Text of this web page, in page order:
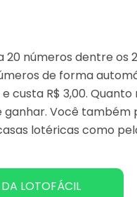
números dentre os
de forma
custa R$ 3,00.
Você também
lotéricas como
LOTOFÁCIL